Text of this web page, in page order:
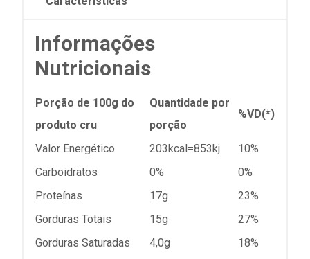
Informações
Nutricionais
Porção de 100g do
produto cru
Quantidade por
porção
%VD(*)
Valor Energético 203kcal=853kj
10%
Carboidratos
0%
0%
Proteínas
17g
23%
Gorduras Totais
15g
27%
Gorduras Saturadas
4,0g
18%